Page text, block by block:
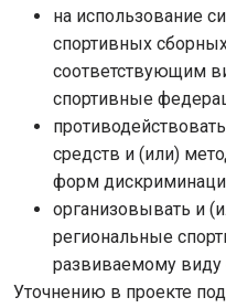
на использование
спортивных
соответствующим
спортивные
средств и (или)
форм
организовывать и
региональные
развиваемому виду
Уточнению в проекте